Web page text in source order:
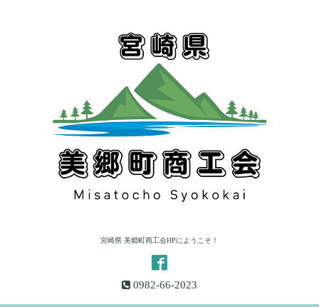
宮崎県 美郷町商工会HPにようこそ！
0982-66-2023